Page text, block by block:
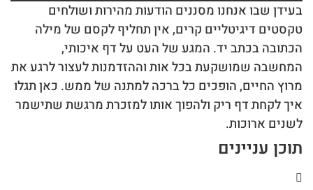
בעידן שבו אנחנו מסננים הודעות מהירות ושולחים
טקסטים דיגיטליים קרים, אין תחליף לקסם של מילה
הכתובה בכתב יד. המגע של העט על דף איכותי,
המחשבה שמושקעת בכל אות וההזדמנות לעצור לרגע את
מרוץ החיים, הופכים כל ברכה למתנה של ממש. כאן תגלו
איך לקחת דף ריק ולהפוך אותו למזכרת מרגשת שתישמר
לשנים ארוכות.
תוכן עניינים